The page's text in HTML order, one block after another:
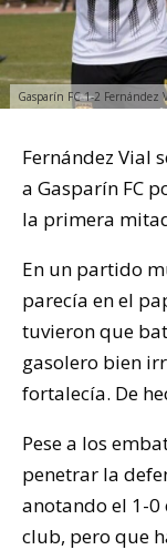
Gasparín FC 1-2 Fernández
Fernández Vial
a Gasparín FC
la primera
En un partido
parecía en el
tuvieron que
gasolero bien
fortalecía. De
Pese a los
penetrar la
anotando el 1-0
club, pero que